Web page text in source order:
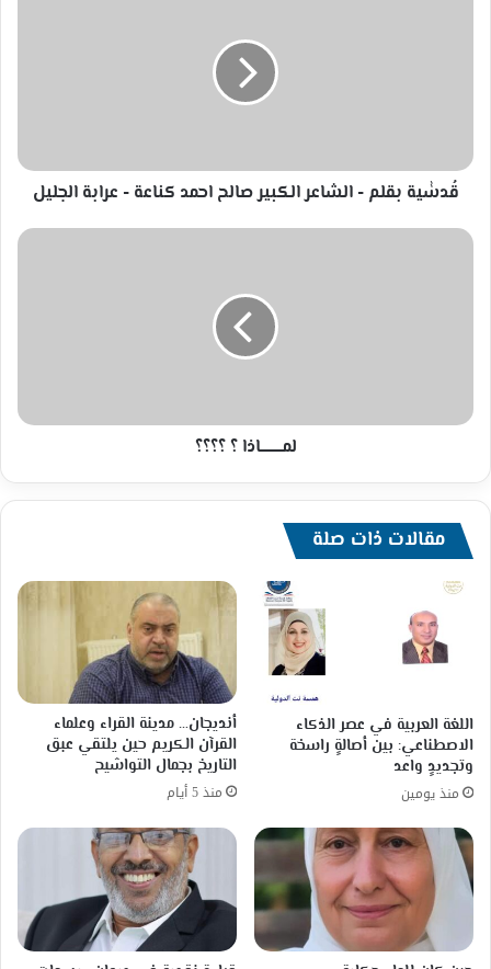
-
عرابة
قُدسٰٰية بقلم - الشاعر الكبير صالح احمد كناعة - عرابة الجليل
لمــــــــــاذا
لمــــــــــاذا ؟ ؟؟؟؟
مقالات ذات صلة
اللغة العربية في عصر الذكاء
الاصطناعي: بين أصالةٍ راسخة
وتجديدٍ واعد
منذ يومين
أنديجان… مدينة القراء وعلماء
القرآن الكريم حين يلتقي عبق
التاريخ بجمال التواشيح
منذ 5 أيام